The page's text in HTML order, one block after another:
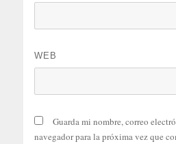
WEB
Guarda mi nombre, correo
navegador para la próxima vez que